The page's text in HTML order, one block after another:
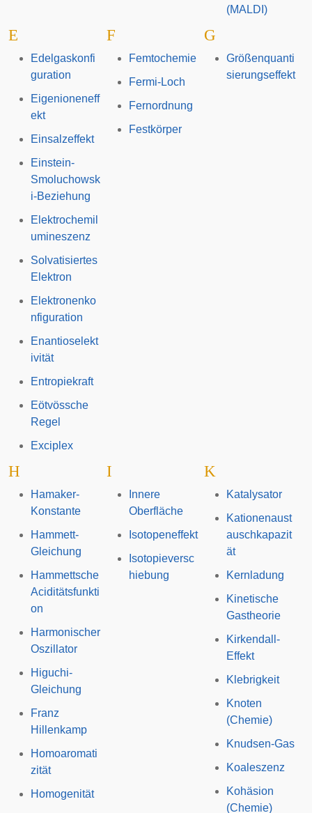
(MALDI)
E
Edelgaskonfi
guration
Eigenioneneff
ekt
Einsalzeffekt
Einstein-
Smoluchowsk
i-Beziehung
Elektrochemil
umineszenz
Solvatisiertes
Elektron
Elektronenko
nfiguration
Enantioselekt
ivität
Entropiekraft
Eötvössche
Regel
Exciplex
F
Femtochemie
Fermi-Loch
Fernordnung
Festkörper
G
Größenquanti
sierungseffekt
H
Hamaker-
Konstante
Hammett-
Gleichung
Hammettsche
Aciditätsfunkti
on
Harmonischer
Oszillator
Higuchi-
Gleichung
Franz
Hillenkamp
Homoaromati
zität
Homogenität
I
Innere
Oberfläche
Isotopeneffekt
Isotopieversc
hiebung
K
Katalysator
Kationenaust
auschkapazit
ät
Kernladung
Kinetische
Gastheorie
Kirkendall-
Effekt
Klebrigkeit
Knoten
(Chemie)
Knudsen-Gas
Koaleszenz
Kohäsion
(Chemie)